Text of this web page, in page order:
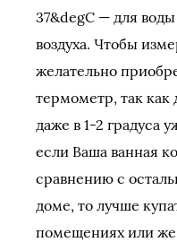
37&degС — для
воздуха. Чтобы
желательно
термометр, так как
даже в 1-2 градуса
если Ваша ванная
сравнению с
доме, то лучше
помещениях или же